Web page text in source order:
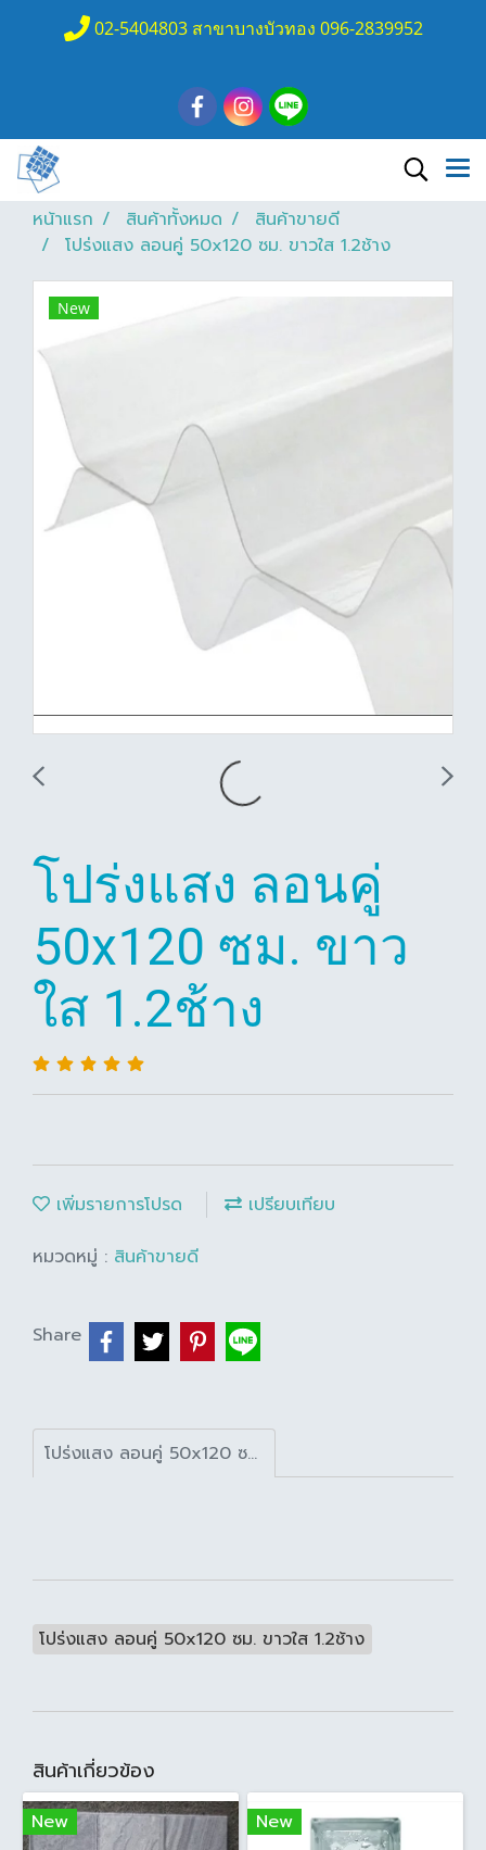
02-5404803 สาขาบางบัวทอง 096-2839952
หน้าแรก สินค้าทั้งหมด
สินค้าขายดี
โปร่งแสง ลอนคู่ 50x120 ซม. ขาวใส 1.2ช้าง
New
โปร่งแสง ลอนคู่
50x120 ซม. ขาว
ใส 1.2ช้าง
เพิ่มรายการโปรด
เปรียบเทียบ
หมวดหมู่ : สินค้าขายดี
Share
โปร่งแสง ลอนคู่ 50x120 ซม. ขาวใส 1.2ช้าง
โปร่งแสง ลอนคู่ 50x120 ซม. ขาวใส 1.2ช้าง
สินค้าเกี่ยวข้อง
New New